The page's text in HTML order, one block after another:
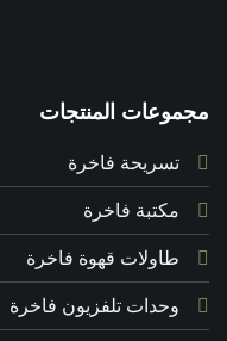
مجموعات المنتجات
تسريحة فاخرة
مكتبة فاخرة
طاولات قهوة فاخرة
وحدات تلفزيون فاخرة